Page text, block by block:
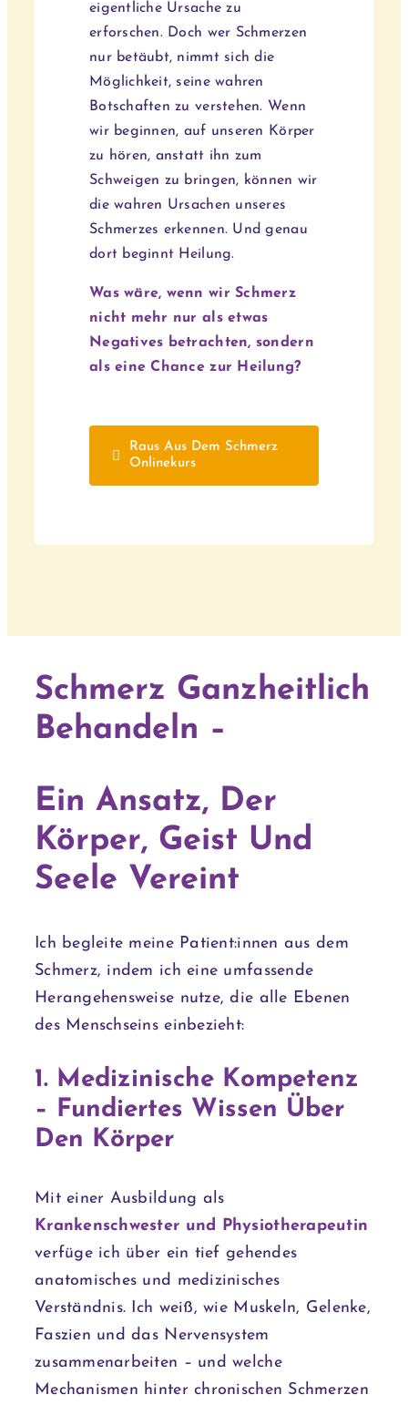
eigentliche Ursache zu
erforschen. Doch wer Schmerzen
nur betäubt, nimmt sich die
Möglichkeit, seine wahren
Botschaften zu verstehen. Wenn
wir beginnen, auf unseren Körper
zu hören, anstatt ihn zum
Schweigen zu bringen, können wir
die wahren Ursachen unseres
Schmerzes erkennen. Und genau
dort beginnt Heilung.
Was wäre, wenn wir Schmerz
nicht mehr nur als etwas
Negatives betrachten, sondern
als eine Chance zur Heilung?
Raus Aus Dem Schmerz
Onlinekurs
Schmerz Ganzheitlich
Behandeln –
Ein Ansatz, Der
Körper, Geist Und
Seele Vereint
Ich begleite meine Patient:innen aus dem
Schmerz, indem ich eine umfassende
Herangehensweise nutze, die alle Ebenen
des Menschseins einbezieht:
1. Medizinische Kompetenz
– Fundiertes Wissen Über
Den Körper
Mit einer Ausbildung als
Krankenschwester und Physiotherapeutin
verfüge ich über ein tief gehendes
anatomisches und medizinisches
Verständnis. Ich weiß, wie Muskeln, Gelenke,
Faszien und das Nervensystem
zusammenarbeiten – und welche
Mechanismen hinter chronischen Schmerzen